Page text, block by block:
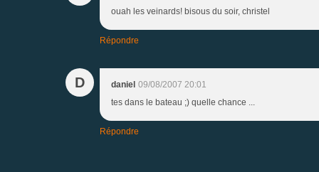
ouah les veinards! bisous du soir, christel
Répondre
D daniel 09/08/2007 20:01
tes dans le bateau ;) quelle chance ...
Répondre